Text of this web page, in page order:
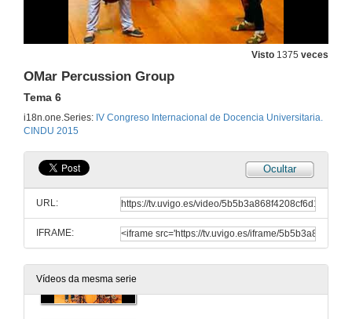
Visto 1375 veces
OMar Percussion Group
Tema 6
i18n.one.Series: IV Congreso Internacional de Docencia Universitaria.
CINDU 2015
Ocultar
URL:
IFRAME:
Vídeos da mesma serie
27 de xuño de 2015
Presentación de OMar Percussion Group
27 de xuño de 2015
OMar Percussion Group
Tema 3
27 de xuño de 2015